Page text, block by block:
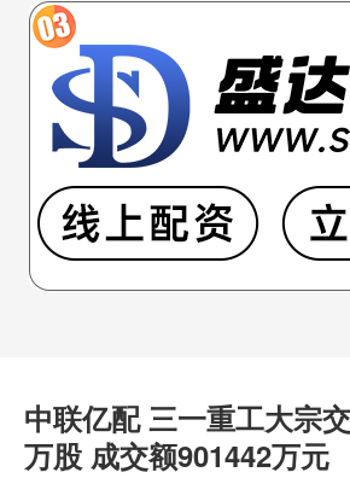
中联亿配 三一重工大宗
万股 成交额901442万元